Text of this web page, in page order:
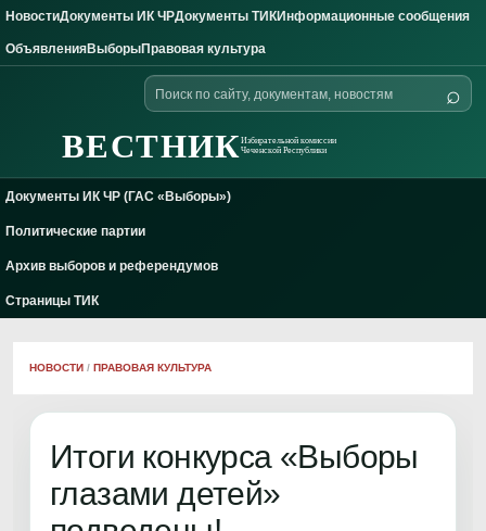
Skip to content
НовостиДокументы ИК ЧРДокументы ТИКИнформационные сообщения
ОбъявленияВыборыПравовая культура
ВЕСТНИКИзбирательной комиссии
Чеченской Республики
Поиск
по
⌕
Документы ИК ЧР (ГАС «Выборы»)
Политические партии
Архив выборов и референдумов
Страницы ТИК
НОВОСТИ / ПРАВОВАЯ КУЛЬТУРА
Итоги конкурса «Выборы
глазами детей»